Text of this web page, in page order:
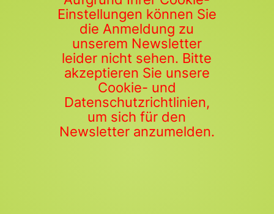
Einstellungen können Sie
die Anmeldung zu
unserem Newsletter
leider nicht sehen. Bitte
akzeptieren Sie unsere
Cookie- und
Datenschutzrichtlinien,
um sich für den
Newsletter anzumelden.